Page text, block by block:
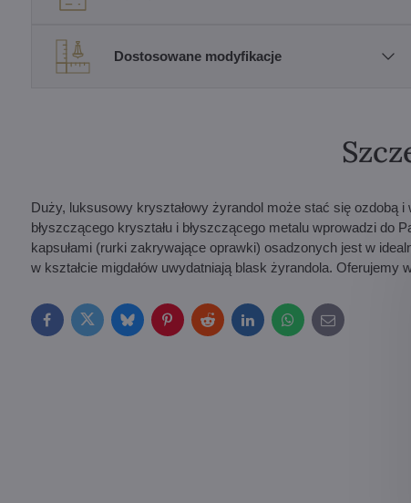
Dostosowane modyfikacje
Duży, luksusowy kryształowy żyrandol może stać się ozdobą
błyszczącego kryształu i błyszczącego metalu wprowadzi
kapsułami (rurki zakrywające oprawki) osadzonych jest w
w kształcie migdałów uwydatniają blask żyrandola. Oferujemy
FacebookTwitterBlueskyPinterestRedditLinkedInWhatsApp
E-
mail